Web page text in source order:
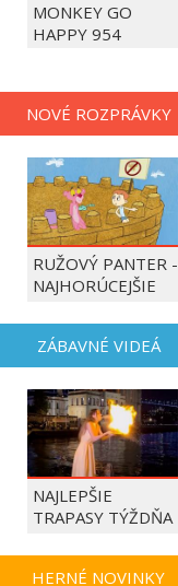
MONKEY GO
HAPPY 954
NOVÉ ROZPRÁVKY
RUŽOVÝ PANTER -
NAJHORÚCEJŠIE
ZÁBAVNÉ VIDEÁ
NAJLEPŠIE
TRAPASY TÝŽDŇA
HERNÉ NOVINKY